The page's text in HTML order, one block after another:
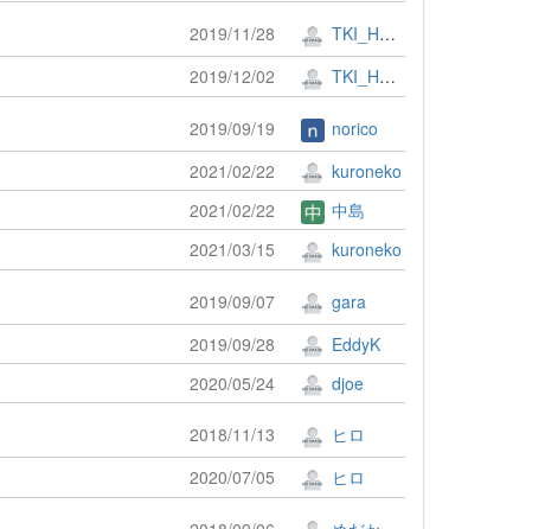
2019/11/28
TKI_HORI
2019/12/02 TKI_HORI
2019/09/19
norico
2021/02/22
kuroneko
2021/02/22
中島
2021/03/15 kuroneko
2019/09/07
gara
2019/09/28
EddyK
2020/05/24 djoe
2018/11/13
ヒロ
2020/07/05 ヒロ